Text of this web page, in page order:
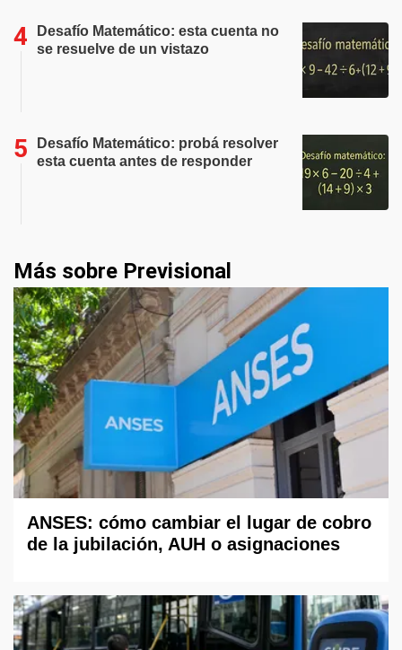
Desafío Matemático: esta cuenta no
se resuelve de un vistazo
Desafío Matemático: probá resolver
esta cuenta antes de responder
Más sobre Previsional
ANSES: cómo cambiar el lugar de cobro
de la jubilación, AUH o asignaciones